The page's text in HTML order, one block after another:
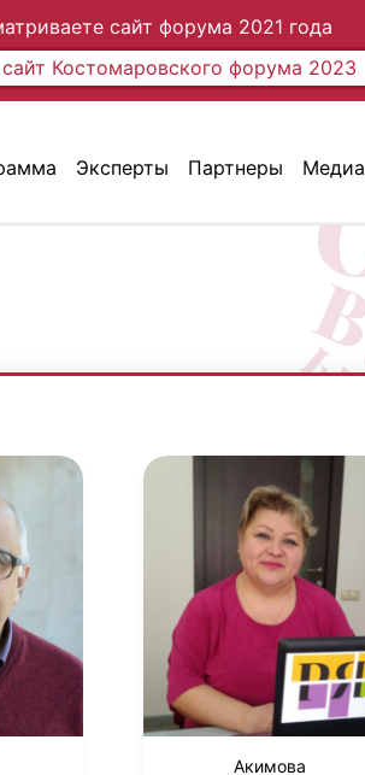
сайт форума 2021 года
Костомаровского форума 2023
Эксперты Партнеры Медиа
Акимова